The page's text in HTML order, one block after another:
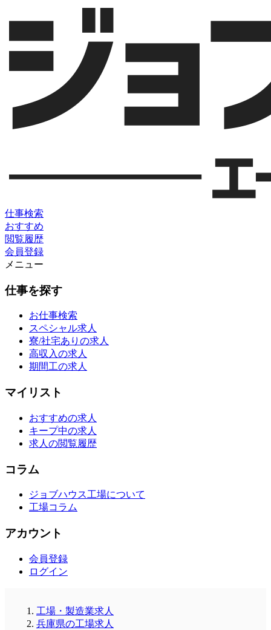
仕事検索
おすすめ
閲覧履歴
会員登録
メニュー
仕事を探す
お仕事検索
スペシャル求人
寮/社宅ありの求人
高収入の求人
期間工の求人
マイリスト
おすすめの求人
キープ中の求人
求人の閲覧履歴
コラム
ジョブハウス工場について
工場コラム
アカウント
会員登録
ログイン
工場・製造業求人
兵庫県の工場求人